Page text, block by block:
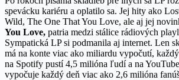
spevácku kariéru a oplatilo sa. Jej hity ako
Wild, The One That You Love, ale aj jej
You Love, patria medzi stálice rádiových
Sympatická LP si podmanila aj internet. Len
má na konte viac ako miliardu vypočutí,
na Spotify pustí 4,5 milióna ľudí a na
vypočuje každý deň viac ako 2,6 milióna